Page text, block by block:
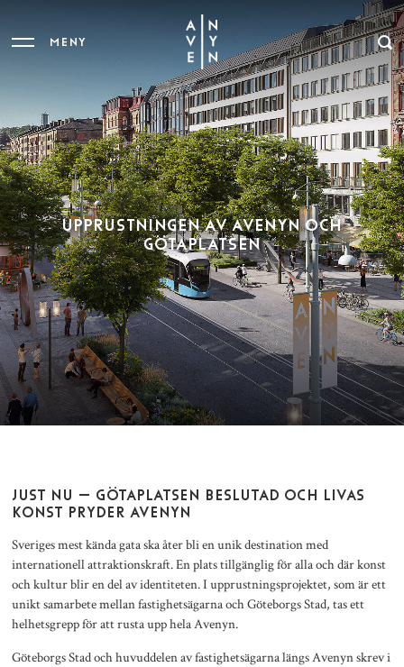
MENY
UPPRUSTNINGEN AV AVENYN OCH
GÖTAPLATSEN
JUST NU – GÖTAPLATSEN BESLUTAD OCH LIVAS
KONST PRYDER AVENYN
Sveriges mest kända gata ska åter bli en unik destination med
internationell attraktionskraft. En plats tillgänglig för alla och där konst
och kultur blir en del av identiteten. I upprustningsprojektet, som är ett
unikt samarbete mellan fastighetsägarna och Göteborgs Stad, tas ett
helhetsgrepp för att rusta upp hela Avenyn.
Göteborgs Stad och huvuddelen av fastighetsägarna längs Avenyn skrev i